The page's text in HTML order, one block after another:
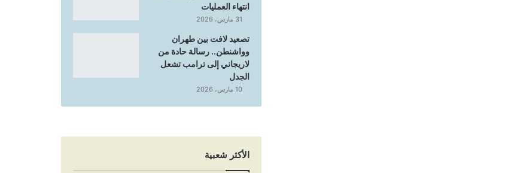
انتهاء العمليات
31 مارس، 2026
تصعيد لافت بين طهران
وواشنطن.. رسالة حادة من
لاريجاني إلى ترامب تشعل
الجدل
10 مارس، 2026
الأكثر شعبية